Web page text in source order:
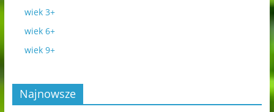
wiek 3+
wiek 6+
wiek 9+
Najnowsze